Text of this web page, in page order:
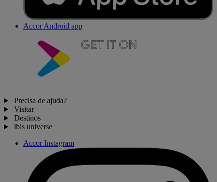
Accor Android app
Precisa de ajuda?
Visitar
Destinos
ibis universe
Accor Instagram